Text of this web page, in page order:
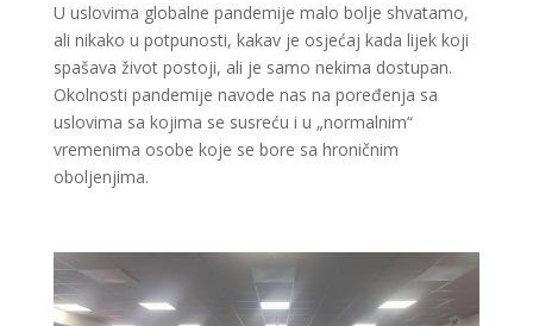
U uslovima globalne pandemije malo bolje shvatamo,
ali nikako u potpunosti, kakav je osjećaj kada lijek koji
spašava život postoji, ali je samo nekima dostupan.
Okolnosti pandemije navode nas na poređenja sa
uslovima sa kojima se susreću i u „normalnim“
vremenima osobe koje se bore sa hroničnim
oboljenjima.